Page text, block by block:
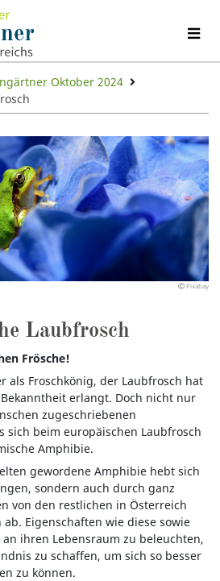
Oktober 2024
Pixabay
Laubfrosch
Frösche!
als Froschkönig, der Laubfrosch hat
erlangt. Doch nicht nur
zugeschriebenen
sich beim europäischen Laubfrosch
Amphibie.
gewordene Amphibie hebt sich
sondern auch durch ganz
von den restlichen in Österreich
Eigenschaften wie diese sowie
ihren Lebensraum zu beleuchten,
zu schaffen, um sich so besser
zu können.